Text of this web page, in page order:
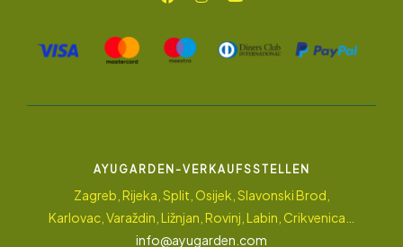
AYUGARDEN-VERKAUFSSTELLEN
Zagreb, Rijeka, Split, Osijek, Slavonski Brod,
Karlovac, Varaždin, Ližnjan, Rovinj, Labin, Crikvenica…
info@ayugarden.com